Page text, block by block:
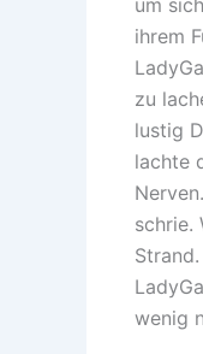
ihrem
zu
lustig
lachte
schrie.
wenig